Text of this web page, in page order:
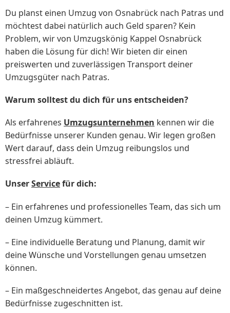
Du planst einen Umzug von Osnabrück nach Patras und
möchtest dabei natürlich auch Geld sparen? Kein
Problem, wir von Umzugskönig Kappel Osnabrück
haben die Lösung für dich! Wir bieten dir einen
preiswerten und zuverlässigen Transport deiner
Umzugsgüter nach Patras.
Warum solltest du dich für uns entscheiden?
Als erfahrenes Umzugsunternehmen kennen wir die
Bedürfnisse unserer Kunden genau. Wir legen großen
Wert darauf, dass dein Umzug reibungslos und
stressfrei abläuft.
UnserServicefür dich:
– Ein erfahrenes und professionelles Team, das sich um
deinen Umzug kümmert.
– Eine individuelle Beratung und Planung, damit wir
deine Wünsche und Vorstellungen genau umsetzen
können.
– Ein maßgeschneidertes Angebot, das genau auf deine
Bedürfnisse zugeschnitten ist.